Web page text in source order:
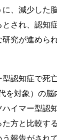
、減少した
され、認知
究が進めら
認知症で死
を対象）の
イマー型認
方と比較す